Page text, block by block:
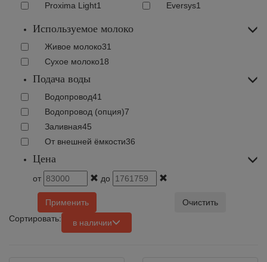
Proxima Light1 Eversys1
Используемое молоко
Живое молоко31
Сухое молоко18
Подача воды
Водопровод41
Водопровод (опция)7
Заливная45
От внешней ёмкости36
Цена
от до
Применить
Очистить
Сортировать:
в наличии